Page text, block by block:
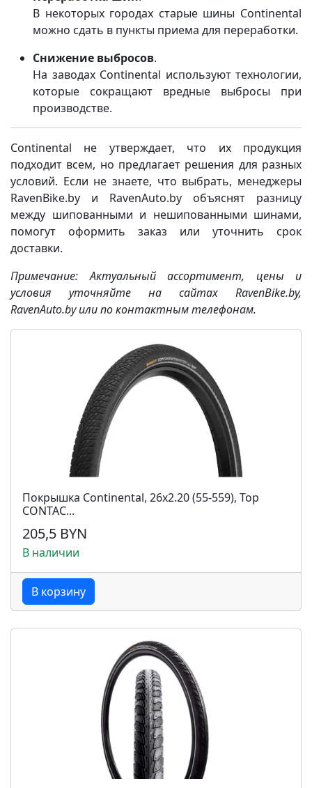
В некоторых городах старые шины Continental
можно сдать в пункты приема для переработки.
Снижение выбросов.
На заводах Continental используют технологии,
которые сокращают вредные выбросы при
производстве.
Continental не утверждает, что их продукция
подходит всем, но предлагает решения для разных
условий. Если не знаете, что выбрать, менеджеры
RavenBike.by и RavenAuto.by объяснят разницу
между шипованными и нешипованными шинами,
помогут оформить заказ или уточнить срок
доставки.
Примечание: Актуальный ассортимент, цены и
условия уточняйте на сайтах RavenBike.by,
RavenAuto.by или по контактным телефонам.
Покрышка Continental, 26х2.20 (55-559), Top
CONTAC...
205,5 BYN
В наличии
В корзину